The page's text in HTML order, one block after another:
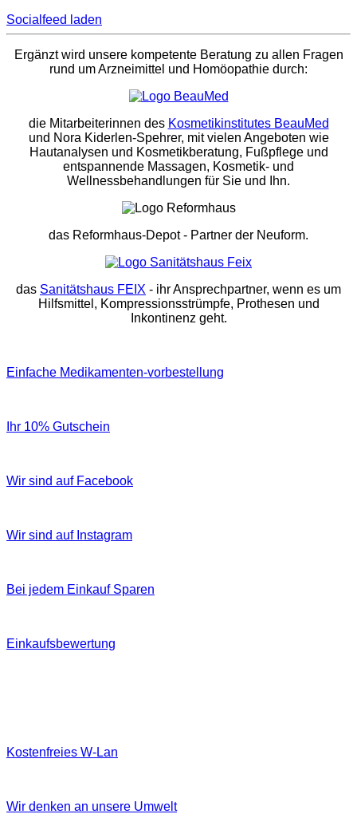
Socialfeed laden
Ergänzt wird unsere kompetente Beratung zu allen Fragen
rund um Arzneimittel und Homöopathie durch:
die Mitarbeiterinnen des Kosmetikinstitutes BeauMed
und Nora Kiderlen-Spehrer, mit vielen Angeboten wie
Hautanalysen und Kosmetikberatung, Fußpflege und
entspannende Massagen, Kosmetik- und
Wellnessbehandlungen für Sie und Ihn.
das Reformhaus-Depot- Partner der Neuform.
das Sanitätshaus FEIX - ihr Ansprechpartner, wenn es um
Hilfsmittel, Kompressionsstrümpfe, Prothesen und
Inkontinenz geht.
Einfache Medikamenten-vorbestellung
Ihr 10% Gutschein
Wir sind auf Facebook
Wir sind auf Instagram
Bei jedem Einkauf Sparen
Einkaufsbewertung
Kostenfreies W‐Lan
Wir denken an unsere Umwelt